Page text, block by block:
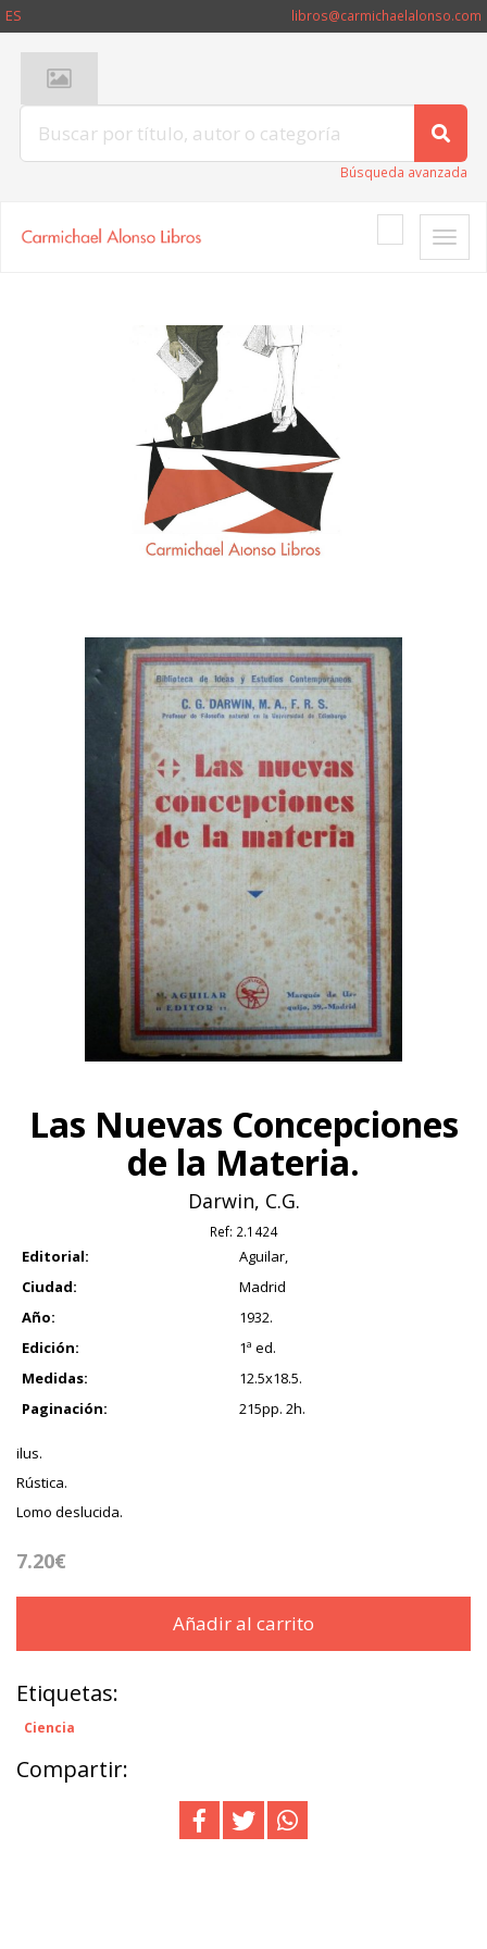
ES libros@carmichaelalonso.com
Búsqueda avanzada
Toggle
Las Nuevas Concepciones
de la Materia.
Darwin, C.G.
Ref: 2.1424
Editorial:
Aguilar,
Ciudad:
Madrid
Año:
1932.
Edición:
1ª ed.
Medidas:
12.5x18.5.
Paginación:
215pp. 2h.
ilus.
Rústica.
Lomo deslucida.
7.20€
Añadir al carrito
Etiquetas:
Ciencia
Compartir: